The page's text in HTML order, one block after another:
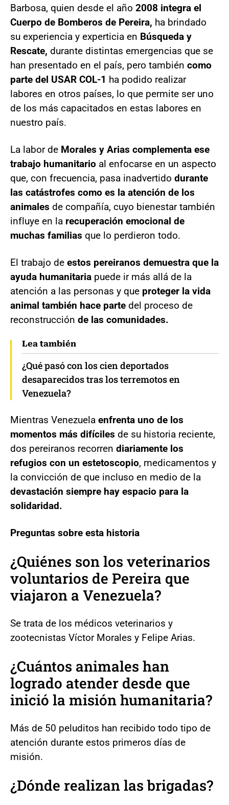
Barbosa, quien desde el año 2008 integra el
Cuerpo de Bomberos de Pereira, ha brindado
su experiencia y experticia en Búsqueda y
Rescate, durante distintas emergencias que se
han presentado en el país, pero también como
parte del USAR COL-1 ha podido realizar
labores en otros países, lo que permite ser uno
de los más capacitados en estas labores en
nuestro país.
La labor de Morales y Arias complementa ese
trabajo humanitario al enfocarse en un aspecto
que, con frecuencia, pasa inadvertido durante
las catástrofes como es la atención de los
animales de compañía, cuyo bienestar también
influye en la recuperación emocional de
muchas familias que lo perdieron todo.
El trabajo de estos pereiranos demuestra que la
ayuda humanitaria puede ir más allá de la
atención a las personas y que proteger la vida
animal también hace parte del proceso de
reconstrucción de las comunidades.
Lea también
¿Qué pasó con los cien deportados
desaparecidos tras los terremotos en
Venezuela?
Mientras Venezuela enfrenta uno de los
momentos más difíciles de su historia reciente,
dos pereiranos recorren diariamente los
refugios con un estetoscopio, medicamentos y
la convicción de que incluso en medio de la
devastación siempre hay espacio para la
solidaridad.
Preguntas sobre esta historia
¿Quiénes son los veterinarios
voluntarios de Pereira que
viajaron a Venezuela?
Se trata de los médicos veterinarios y
zootecnistas Víctor Morales y Felipe Arias.
¿Cuántos animales han
logrado atender desde que
inició la misión humanitaria?
Más de 50 peluditos han recibido todo tipo de
atención durante estos primeros días de
misión.
¿Dónde realizan las brigadas?